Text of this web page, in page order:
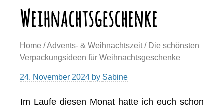
Weihnachtsgeschenke
Home /Advents- & Weihnachtszeit/ Die schönsten
Verpackungsideen für Weihnachtsgeschenke
24. November 2024 by Sabine
Im Laufe diesen Monat hatte ich euch schon